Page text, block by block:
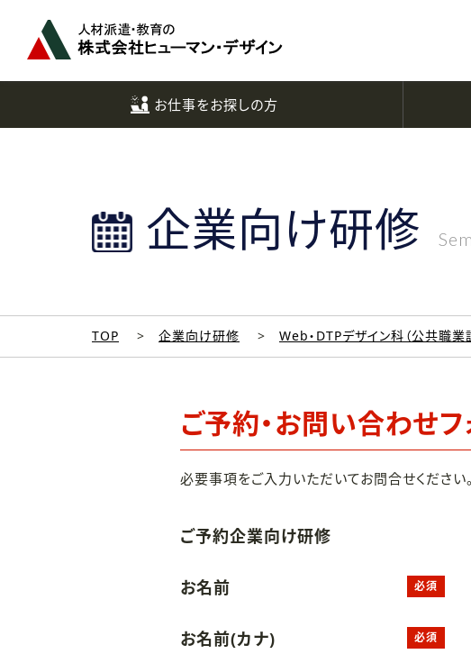
お仕事をお探しの方
企業向け研修
TOP 企業向け研修 Web・DTPデザイン科（公共職業
ご予約・お問い合わせフ
必要事項をご入力いただいてお問合せください
ご予約企業向け研修
お名前 必須
お名前(カナ) 必須
へ